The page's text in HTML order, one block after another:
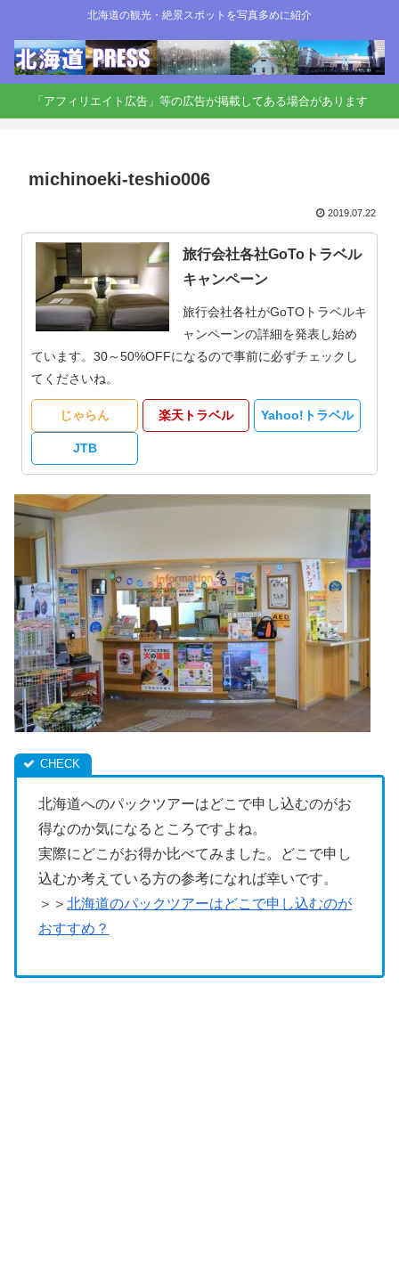
北海道の観光・絶景スポットを写真多めに紹介
「アフィリエイト広告」等の広告が掲載してある場合があります
michinoeki-teshio006
2019.07.22
旅行会社各社GoToトラベル
キャンペーン
旅行会社各社がGoTOトラベルキ
ャンペーンの詳細を発表し始め
ています。30～50%OFFになるので事前に必ずチェックし
てくださいね。
じゃらん 楽天トラベル Yahoo!トラベル
JTB
北海道へのパックツアーはどこで申し込むのがお
得なのか気になるところですよね。
実際にどこがお得か比べてみました。どこで申し
込むか考えている方の参考になれば幸いです。
＞＞ 北海道のパックツアーはどこで申し込むのが
おすすめ？